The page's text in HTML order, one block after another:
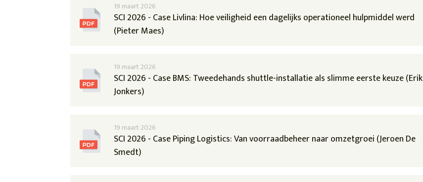
19 maart 2026
SCI 2026 - Case Livlina: Hoe veiligheid een dagelijks operationeel hulpmiddel werd
(Pieter Maes)
19 maart 2026
SCI 2026 - Case BMS: Tweedehands shuttle-installatie als slimme eerste keuze (Erik
Jonkers)
19 maart 2026
SCI 2026 - Case Piping Logistics: Van voorraadbeheer naar omzetgroei (Jeroen De
Smedt)